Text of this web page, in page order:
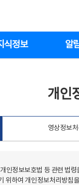
식정보 알
개인
영상정보
정보보호법 등 관련 법
위하여 개인정보처리방침